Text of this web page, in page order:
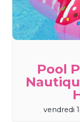
Pool
vendredi